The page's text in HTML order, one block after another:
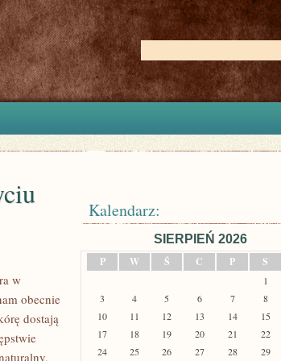
w
obecnie
dostają
Kalendarz:
SIERPIEŃ 2026
P
W Ś C P S
1
3
4 5 6 7 8
10
11 12 13 14 15
17
18 19 20 21 22
24
25 26 27 28 29